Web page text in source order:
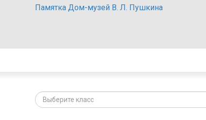
Памятка Дом-музей В. Л. Пушкина
Выберите класс